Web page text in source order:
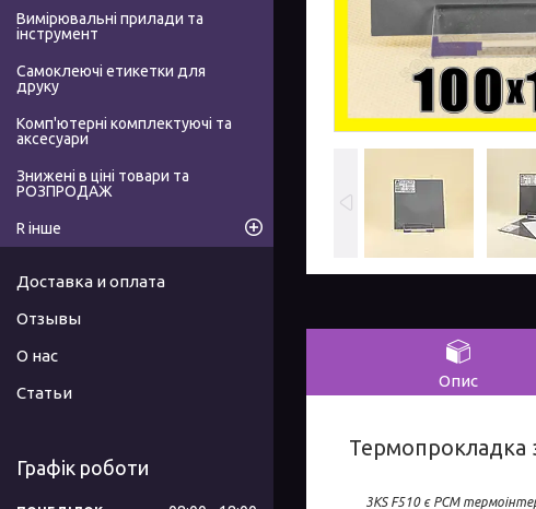
Опис
Термопрокладка
3KS F510 є PCM
Вимірювальні прилади та
інструмент
Самоклеючі етикетки для
друку
Комп'ютерні комплектуючі та
аксесуари
Знижені в ціні товари та
РОЗПРОДАЖ
R інше
Доставка и оплата
Отзывы
О нас
Статьи
Графік роботи